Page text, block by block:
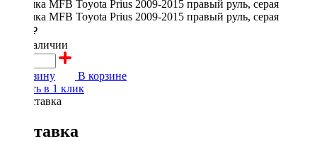
2000 ₽
в наличии
В корзину
В корзине
Купить в 1 клик
Доставка